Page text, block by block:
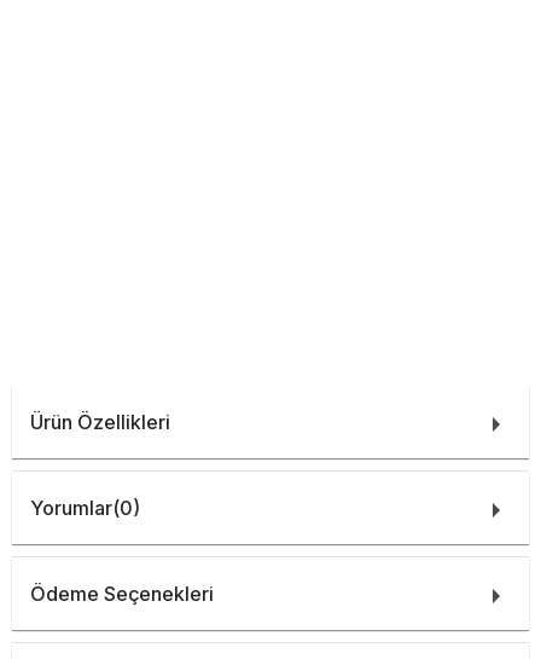
Ürün Özellikleri
Yorumlar(0)
Ödeme Seçenekleri